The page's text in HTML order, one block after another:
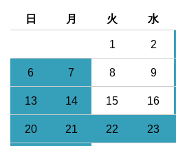
日 月 火 水
1 2
6 7 8 9
13 14 15 16
20 21 22 23